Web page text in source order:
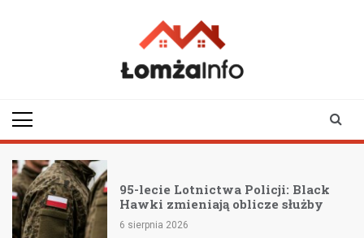
95-lecie Lotnictwa Policji: Black
Hawki zmieniają oblicze służby
6 sierpnia 2026